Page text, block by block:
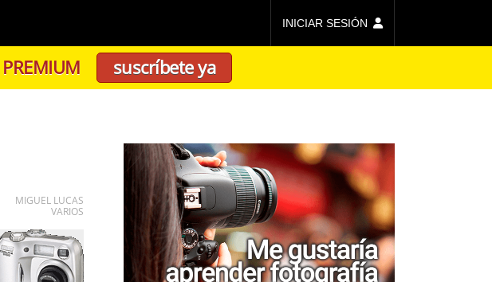
INICIAR SESIÓN
PREMIUM suscríbete ya
MIGUEL LUCAS
VARIOS